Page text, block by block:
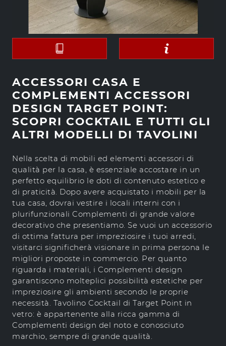
ACCESSORI CASA E
COMPLEMENTI ACCESSORI
DESIGN TARGET POINT:
SCOPRI COCKTAIL E TUTTI GLI
ALTRI MODELLI DI TAVOLINI
Nella scelta di mobili ed elementi accessori di
qualità per la casa, è essenziale accostare in un
perfetto equilibrio le doti di contenuto estetico e
di praticità. Dopo avere acquistato i mobili per la
tua casa, dovrai vestire i locali interni con i
plurifunzionali Complementi di grande valore
decorativo che presentiamo. Se vuoi un accessorio
di ottima fattura per impreziosire i tuoi arredi,
visitarci significherà visionare in prima persona le
migliori proposte in commercio. Per quanto
riguarda i materiali, i Complementi design
garantiscono molteplici possibilità estetiche per
impreziosire gli ambienti secondo le proprie
necessità. Tavolino Cocktail di Target Point in
vetro: è appartenente alla ricca gamma di
Complementi design del noto e conosciuto
marchio, sempre di grande qualità.